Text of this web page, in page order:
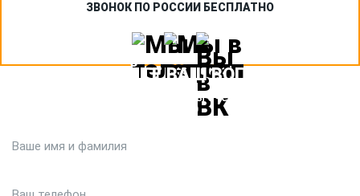
ЗВОНОК ПО РОССИИ БЕСПЛАТНО
ЗАДАЙТЕ ВАШ ВОПРОС
Или кратко опишите ситуацию. Мы очень быстро свяжемся с
вами :)